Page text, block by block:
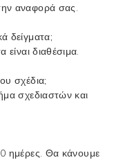
αναφορά σας.
δείγματα;
είναι διαθέσιμα.
σχέδια;
σχεδιαστών και
ημέρες. Θα κάνουμε